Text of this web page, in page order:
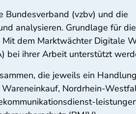
Bundesverband (vzbv) und die
analysieren. Grundlage für
dem Marktwächter Digitale
bei ihrer Arbeit unterstützt
die jeweils ein
Nordrhein-